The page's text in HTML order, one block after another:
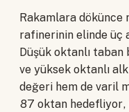
Rakamlara
rafinerinin elinde üç
Düşük oktanlı
ve yüksek oktanlı
değeri hem de varil
87 oktan